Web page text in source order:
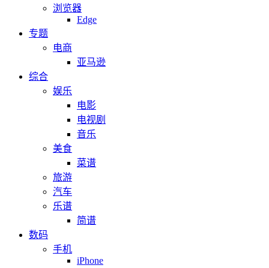
浏览器
Edge
专题
电商
亚马逊
综合
娱乐
电影
电视剧
音乐
美食
菜谱
旅游
汽车
乐谱
简谱
数码
手机
iPhone